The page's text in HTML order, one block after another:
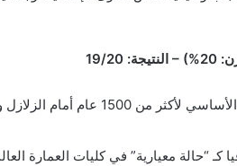
صمود الهيكل الأساسي لأكثر
كـ “حالة معيارية” في كليات العمارة